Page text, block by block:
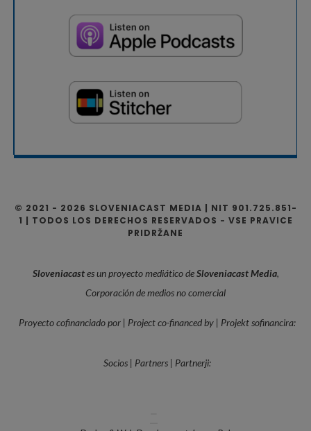
© 2021 - 2026 SLOVENIACAST MEDIA | NIT 901.725.851-
1 | TODOS LOS DERECHOS RESERVADOS - VSE PRAVICE
PRIDRŽANE
Sloveniacastes un proyecto mediático deSloveniacast Media,
Corporación de medios no comercial
Proyecto cofinanciado por | Project co-financed by | Projekt sofinancira:
Socios | Partners | Partnerji:
—